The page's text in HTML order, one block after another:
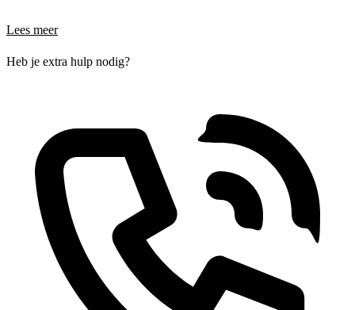
Lees meer
Heb je extra hulp nodig?